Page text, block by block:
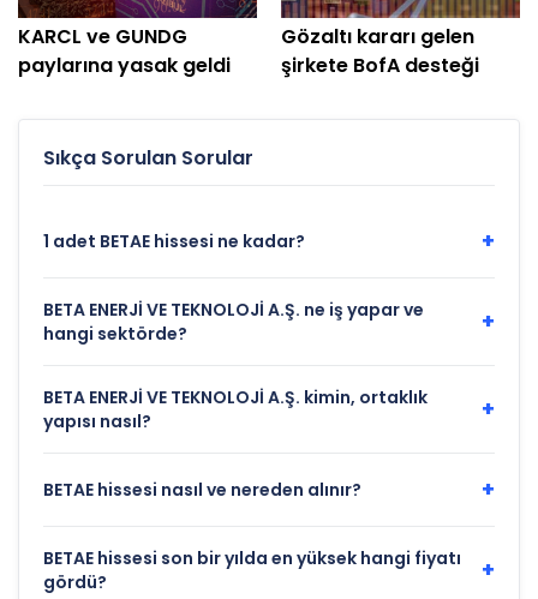
KARCL ve GUNDG
paylarına yasak geldi
Gözaltı kararı gelen
şirkete BofA desteği
Sıkça Sorulan Sorular
1 adet BETAE hissesi ne kadar? +
BETA ENERJİ VE TEKNOLOJİ A.Ş. ne iş yapar ve
hangi sektörde?
+
BETA ENERJİ VE TEKNOLOJİ A.Ş. kimin, ortaklık
yapısı nasıl?
+
BETAE hissesi nasıl ve nereden alınır? +
BETAE hissesi son bir yılda en yüksek hangi fiyatı
gördü?
+